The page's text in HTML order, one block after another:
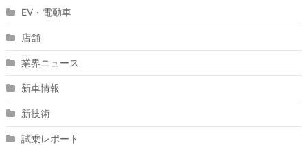
EV・電動車
店舗
業界ニュース
新車情報
新技術
試乗レポート